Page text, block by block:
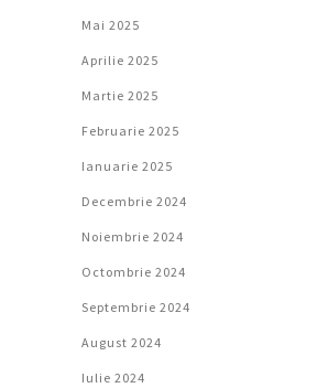
Mai 2025
Aprilie 2025
Martie 2025
Februarie 2025
Ianuarie 2025
Decembrie 2024
Noiembrie 2024
Octombrie 2024
Septembrie 2024
August 2024
Iulie 2024